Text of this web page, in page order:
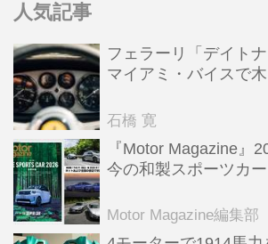
人気記事
フェラーリ「デイト
マイアミ・バイスで
石橋 寛
『Motor Magazine』
今の和製スポーツカ
Motor Magazine編集部